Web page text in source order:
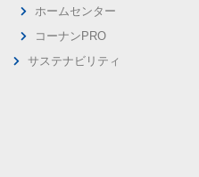
ホームセンター
コーナンPRO
サステナビリティ